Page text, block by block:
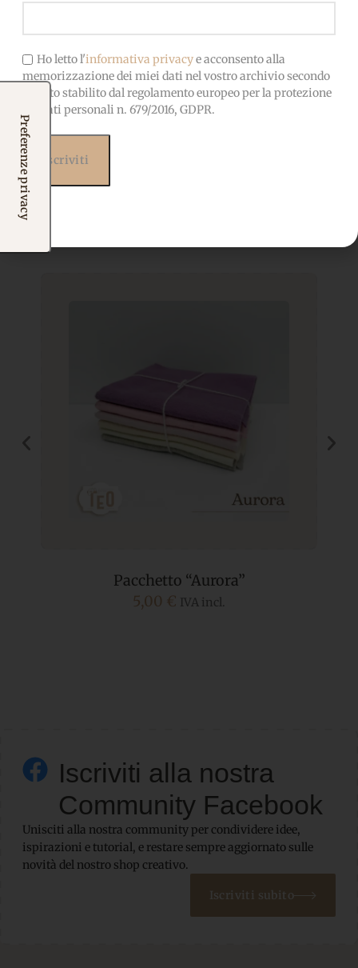
Potrebbero interessarti
Pacchetto “Aurora”
5,00 € IVA incl.
Iscriviti alla nostra
Community Facebook
Unisciti alla nostra community per condividere idee,
ispirazioni e tutorial, e restare sempre aggiornato sulle
novità del nostro shop creativo.
Iscriviti subito
Ho letto l'informativa privacye acconsento alla
memorizzazione dei miei dati nel vostro archivio secondo
quanto stabilito dal regolamento europeo per la protezione
dei dati personali n. 679/2016, GDPR.